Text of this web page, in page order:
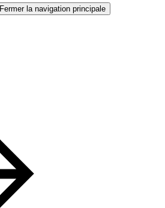
Fermer la navigation principale